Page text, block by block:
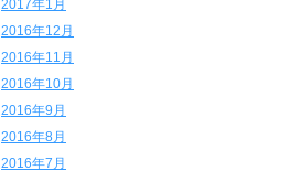
2017年1月
2016年12月
2016年11月
2016年10月
2016年9月
2016年8月
2016年7月